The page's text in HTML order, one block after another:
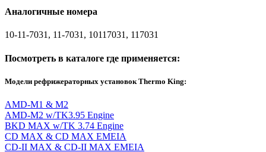
Аналогичные номера
10-11-7031, 11-7031, 10117031, 117031
Посмотреть в каталоге где применяется:
Модели рефрижераторных установок Thermo King:
AMD-M1 & M2
AMD-M2 w/TK3.95 Engine
BKD MAX w/TK 3.74 Engine
CD MAX & CD MAX EMEIA
CD-II MAX & CD-II MAX EMEIA